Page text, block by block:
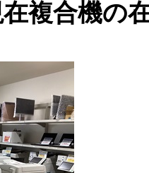
複合機の